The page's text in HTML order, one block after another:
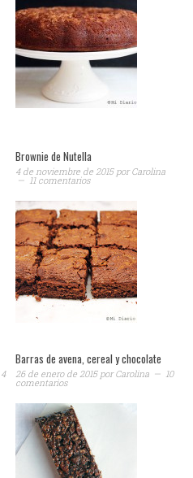
Brownie de Nutella
4 de noviembre de 2015porCarolina
11 comentarios
4
Barras de avena, cereal y chocolate
26 de enero de 2015porCarolina 10
comentarios